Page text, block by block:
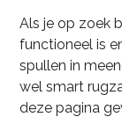
Als je op zoek
functioneel is
spullen in
wel smart
deze pagina